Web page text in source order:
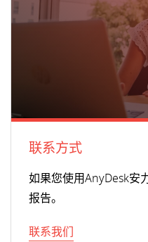
联系方式
如果您使用AnyDesk安
报告。
联系我们